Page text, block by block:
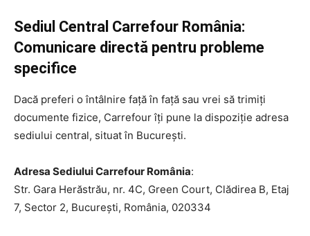
Sediul Central Carrefour România:
Comunicare directă pentru probleme
specifice
Dacă preferi o întâlnire față în față sau vrei să trimiți
documente fizice, Carrefour îți pune la dispoziție adresa
sediului central, situat în București.
Adresa Sediului Carrefour România:
Str. Gara Herăstrău, nr. 4C, Green Court, Clădirea B, Etaj
7, Sector 2, București, România, 020334